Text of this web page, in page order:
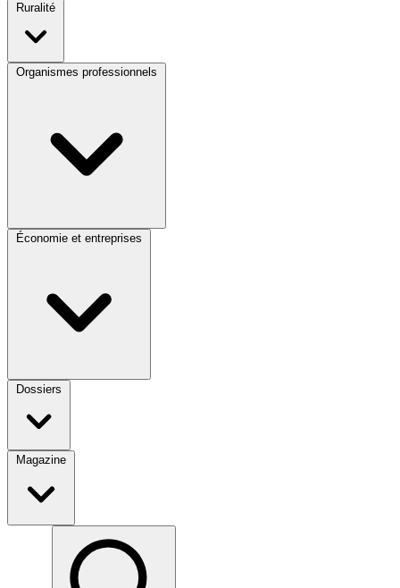
Ruralité
Organismes professionnels
Économie et entreprises
Dossiers
Magazine